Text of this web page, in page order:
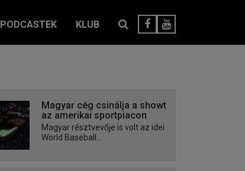
PODCASTEK KLUB
Magyar cég csinálja a showt
az amerikai sportpiacon
Magyar résztvevője is volt az idei
World Baseball...